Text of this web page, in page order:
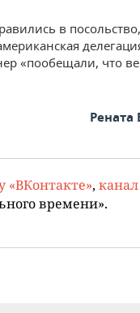
в
«пообещали, что
Рената
«ВКонтакте»,
времени».